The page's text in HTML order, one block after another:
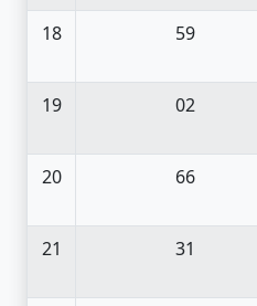
18 59
19 02
20 66
21 31